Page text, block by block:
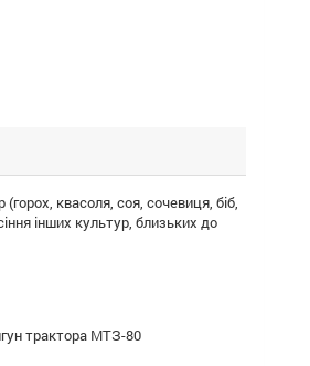
квасоля, соя, сочевиця, біб,
інших культур, близьких до
трактора МТЗ-80